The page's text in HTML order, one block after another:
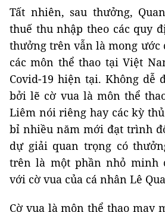
Tất nhiên, sau thưởng,
thuế thu nhập theo các quy
thưởng trên vẫn là mong ước
các môn thể thao tại Việt
Covid-19 hiện tại. Không dễ
bởi lẽ cờ vua là môn thể
Liêm nói riêng hay các kỳ
bỉ nhiều năm mới đạt trình
dự giải quan trọng có
trên là một phần nhỏ minh
với cờ vua của cá nhân Lê
Cờ vua là môn thể thao may